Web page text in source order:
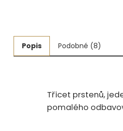
Základní vybavení dílny
3D technologie
Popis Podobné (8)
Třicet prstenů,
pomalého